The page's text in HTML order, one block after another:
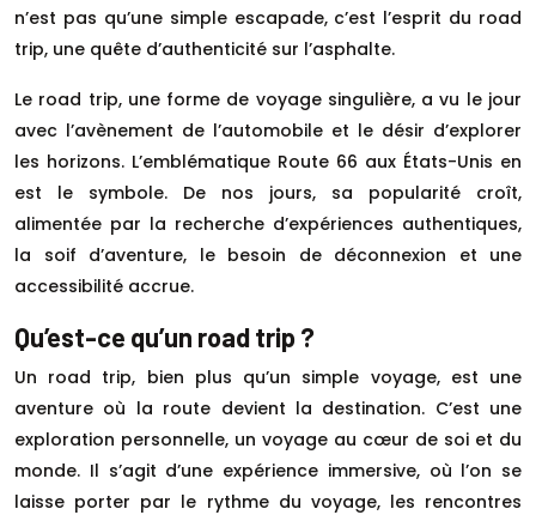
n’est pas qu’une simple escapade, c’est l’esprit du road
trip, une quête d’authenticité sur l’asphalte.
Le road trip, une forme de voyage singulière, a vu le jour
avec l’avènement de l’automobile et le désir d’explorer
les horizons. L’emblématique Route 66 aux États-Unis en
est le symbole. De nos jours, sa popularité croît,
alimentée par la recherche d’expériences authentiques,
la soif d’aventure, le besoin de déconnexion et une
accessibilité accrue.
Qu’est-ce qu’un road trip ?
Un road trip, bien plus qu’un simple voyage, est une
aventure où la route devient la destination. C’est une
exploration personnelle, un voyage au cœur de soi et du
monde. Il s’agit d’une expérience immersive, où l’on se
laisse porter par le rythme du voyage, les rencontres